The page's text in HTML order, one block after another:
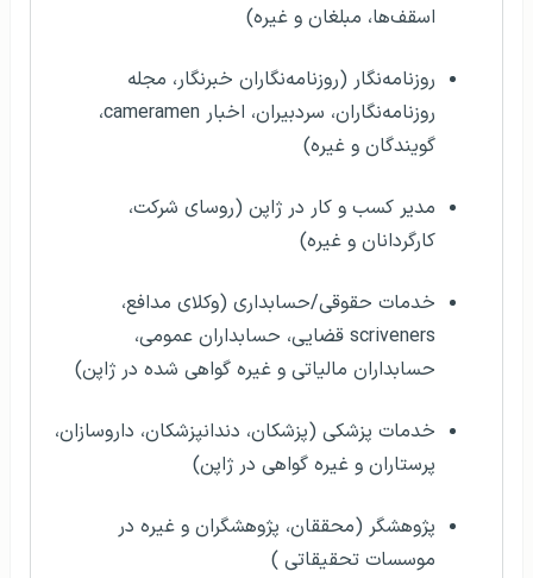
اسقف‌ها، مبلغان و غیره)
روزنامه‌نگار (روزنامه‌نگاران خبرنگار، مجله
روزنامه‌نگاران، سردبیران، اخبار cameramen،
گویندگان و غیره)
مدیر کسب و کار در ژاپن (روسای شرکت،
کارگردانان و غیره)
خدمات حقوقی/حسابداری (وکلای مدافع،
scriveners قضایی، حسابداران عمومی،
حسابداران مالیاتی و غیره گواهی شده در ژاپن)
خدمات پزشکی (پزشکان، دندانپزشکان، داروسازان،
پرستاران و غیره گواهی در ژاپن)
پژوهشگر (محققان، پژوهشگران و غیره در
موسسات تحقیقاتی )